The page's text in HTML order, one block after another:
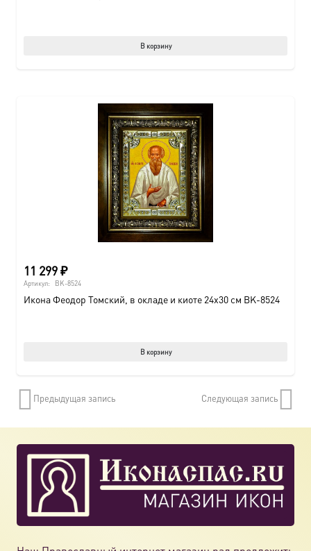
В корзину
11 299₽
Артикул: BK-8524
Икона Феодор Томский, в окладе и киоте 24х30 см BK-8524
В корзину
Предыдущая запись Следующая запись